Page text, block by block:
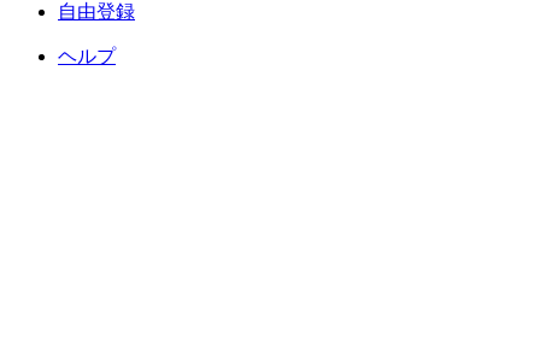
自由登録
ヘルプ